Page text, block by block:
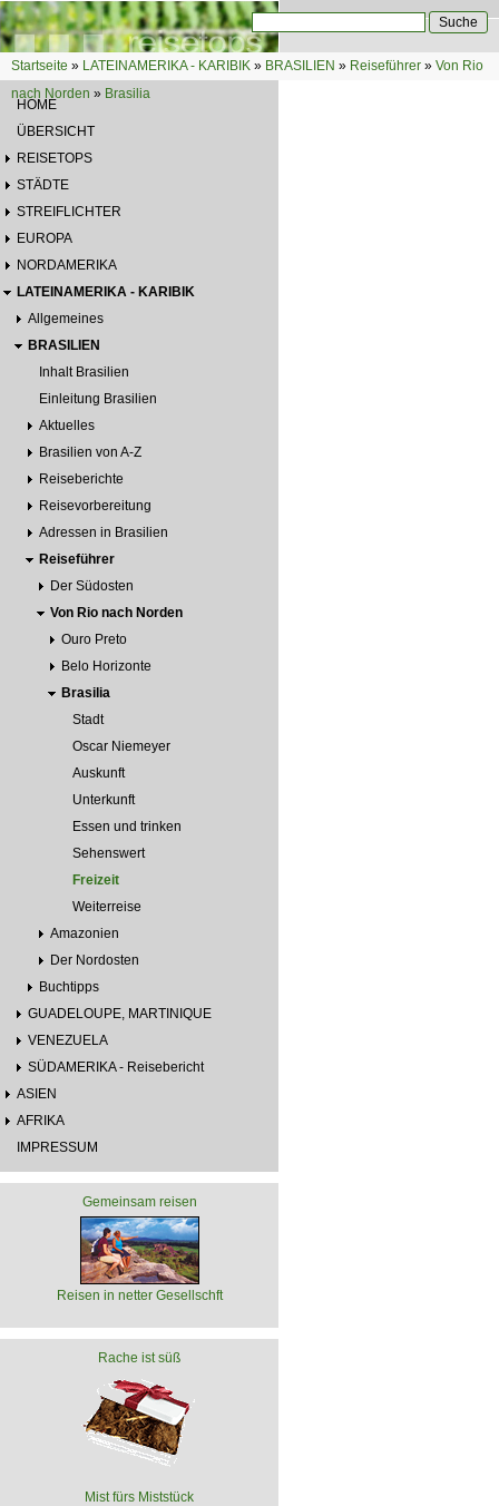
Direkt zum Inhalt
Suchformular
Sie sind hier
Startseite » LATEINAMERIKA - KARIBIK » BRASILIEN » Reiseführer » Von Rio
nach Norden » Brasilia
HOME
ÜBERSICHT
REISETOPS
STÄDTE
STREIFLICHTER
EUROPA
NORDAMERIKA
LATEINAMERIKA - KARIBIK
Allgemeines
BRASILIEN
Inhalt Brasilien
Einleitung Brasilien
Aktuelles
Brasilien von A-Z
Reiseberichte
Reisevorbereitung
Adressen in Brasilien
Reiseführer
Der Südosten
Von Rio nach Norden
Ouro Preto
Belo Horizonte
Brasilia
Stadt
Oscar Niemeyer
Auskunft
Unterkunft
Essen und trinken
Sehenswert
Freizeit
Weiterreise
Amazonien
Der Nordosten
Buchtipps
GUADELOUPE, MARTINIQUE
VENEZUELA
SÜDAMERIKA - Reisebericht
ASIEN
AFRIKA
IMPRESSUM
Gemeinsam reisen
Reisen in netter Gesellschft
Rache ist süß
Mist fürs Miststück